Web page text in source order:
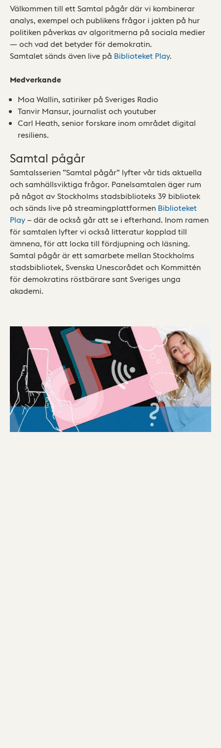
Välkommen till ett Samtal pågår där vi kombinerar
analys, exempel och publikens frågor i jakten på hur
politiken påverkas av algoritmerna på sociala medier
— och vad det betyder för demokratin.
Samtalet sänds även live på Biblioteket Play.
Medverkande
Moa Wallin, satiriker på Sveriges Radio
Tanvir Mansur, journalist och youtuber
Carl Heath, senior forskare inom området digital
resiliens.
Samtal pågår
Samtalsserien ”Samtal pågår” lyfter vår tids aktuella
och samhällsviktiga frågor. Panelsamtalen äger rum
på något av Stockholms stadsbiblioteks 39 bibliotek
och sänds live på streamingplattformen Biblioteket
Play– där de också går att se i efterhand. Inom ramen
för samtalen lyfter vi också litteratur kopplad till
ämnena, för att locka till fördjupning och läsning.
Samtal pågår är ett samarbete mellan Stockholms
stadsbibliotek, Svenska Unescorådet och Kommittén
för demokratins röstbärare sant Sveriges unga
akademi.